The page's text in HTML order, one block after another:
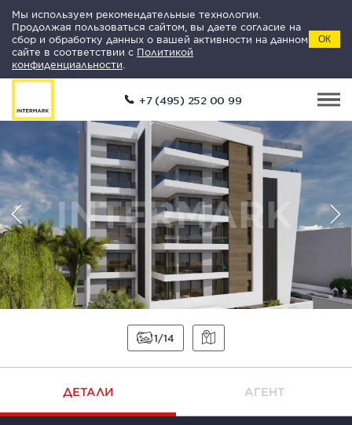
Мы используем рекомендательные технологии.
Продолжая пользоваться сайтом, вы даете согласие на
сбор и обработку данных о вашей активности на данном
сайте в соответствии с Политикой
конфиденциальности
ОК
+7 (495) 252 00 99
1 14
ДЕТАЛИ АГЕНТ